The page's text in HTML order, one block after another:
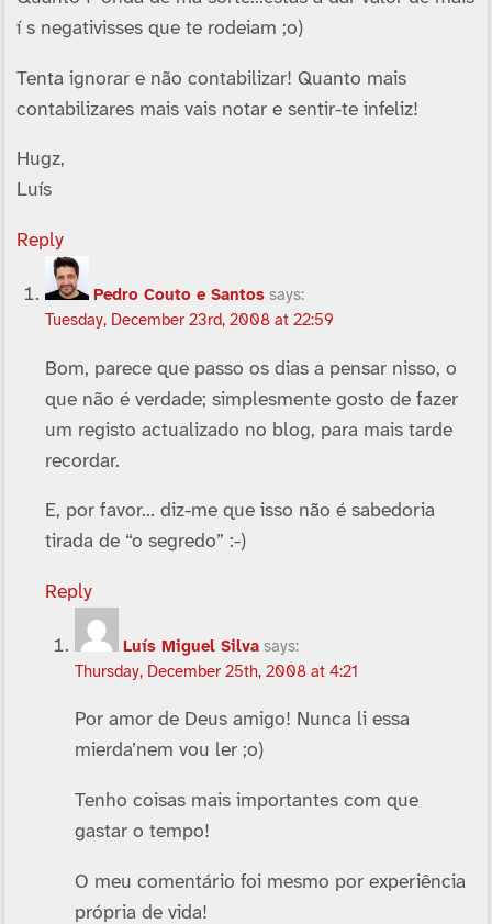
í s negativisses que te rodeiam ;o)
Tenta ignorar e não contabilizar! Quanto mais
contabilizares mais vais notar e sentir-te infeliz!
Hugz,
Luí­s
Reply
Pedro Couto e Santos says:
Tuesday, December 23rd, 2008 at 22:59
Bom, parece que passo os dias a pensar nisso, o
que não é verdade; simplesmente gosto de fazer
um registo actualizado no blog, para mais tarde
recordar.
E, por favor… diz-me que isso não é sabedoria
tirada de “o segredo” :-)
Reply
Luí­s Miguel Silva says:
Thursday, December 25th, 2008 at 4:21
Por amor de Deus amigo! Nunca li essa
mierda’nem vou ler ;o)
Tenho coisas mais importantes com que
gastar o tempo!
O meu comentário foi mesmo por experiência
própria de vida!